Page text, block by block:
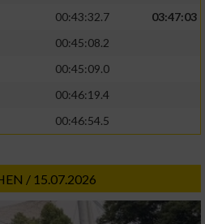
00:43:32.7
03:47:03
00:45:08.2
00:45:09.0
00:46:19.4
00:46:54.5
/ 15.07.2026